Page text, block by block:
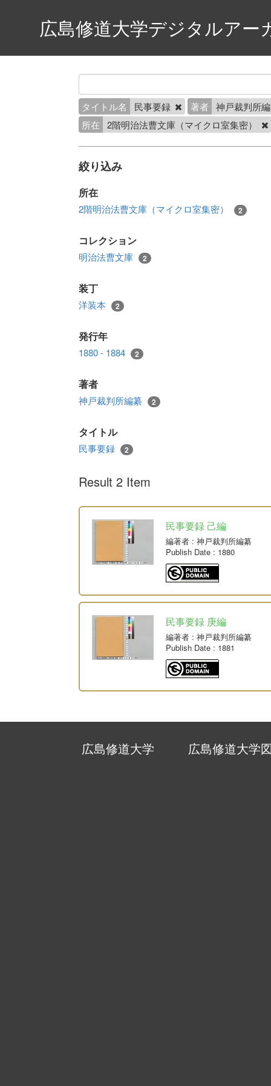
広島修道大学デジタルアー
タイトル名 民事要録 著者
神戸裁判所
所在
2階明治法曹文庫（マイクロ室集密）
絞り込み
所在
2階明治法曹文庫（マイクロ室集密） 2
コレクション
明治法曹文庫 2
装丁
洋装本 2
発行年
1880 - 1884 2
著者
神戸裁判所編纂 2
タイトル
民事要録 2
Result 2 Item
民事要録 己編
編著者 : 神戸裁判所編纂
Publish Date : 1880
民事要録 庚編
編著者 : 神戸裁判所編纂
Publish Date : 1881
広島修道大学 広島修道大学